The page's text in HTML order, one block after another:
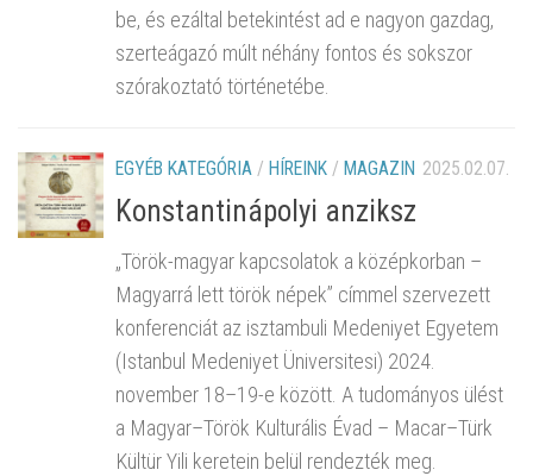
be, és ezáltal betekintést ad e nagyon gazdag,
szerteágazó múlt néhány fontos és sokszor
szórakoztató történetébe.
EGYÉB KATEGÓRIA / HÍREINK / MAGAZIN 2025.02.07.
Konstantinápolyi anziksz
„Török-magyar kapcsolatok a középkorban –
Magyarrá lett török népek” címmel szervezett
konferenciát az isztambuli Medeniyet Egyetem
(Istanbul Medeniyet Üniversitesi) 2024.
november 18–19-e között. A tudományos ülést
a Magyar–Török Kulturális Évad – Macar–Türk
Kültür Yili keretein belül rendezték meg.